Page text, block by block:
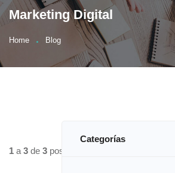
Marketing Digital
Home Blog
1 a 3 de 3 posts
Categorías